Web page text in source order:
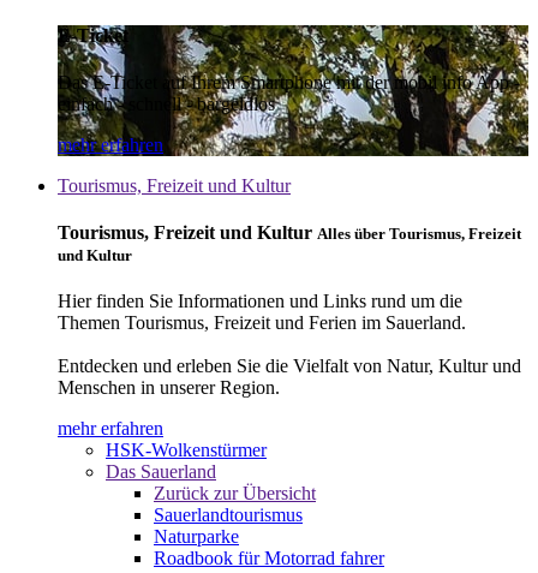
E-Ticket
Das E-Ticket auf Ihrem Smartphone mit der mobil info App -
einfach - schnell - bargeldlos
mehr erfahren
Tourismus, Freizeit und Kultur
Tourismus, Freizeit und Kultur Alles über Tourismus, Freizeit
und Kultur
Hier finden Sie Informationen und Links rund um die
Themen Tourismus, Freizeit und Ferien im Sauerland.
Entdecken und erleben Sie die Vielfalt von Natur, Kultur und
Menschen in unserer Region.
mehr erfahren
HSK-Wolkenstürmer
Das Sauerland
Zurück zur Übersicht
Sauerlandtourismus
Naturparke
Roadbook für Motorrad fahrer